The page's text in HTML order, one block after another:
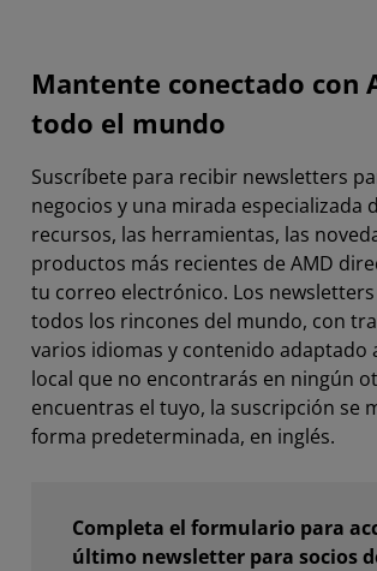
Mantente conectado con
todo el mundo
Suscríbete para recibir newsletters
negocios y una mirada especializada
recursos, las herramientas, las
productos más recientes de AMD
tu correo electrónico. Los
todos los rincones del mundo, con
varios idiomas y contenido adaptado
local que no encontrarás en ningún
encuentras el tuyo, la suscripción se
forma predeterminada, en inglés.
Completa el formulario para
último newsletter para socios